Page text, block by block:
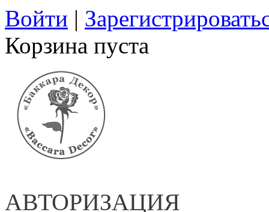
Войти |
Корзина пуста
АВТОРИЗАЦИЯ